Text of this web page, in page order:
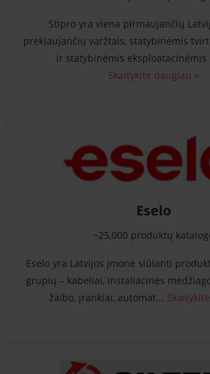
Stipro yra viena pirmaujančių
prekiaujančių varžtais, statybinėmis
ir statybinėmis eksploatacinėmis
Skaitykite daugiau »
Eselo
~25,000 produktų
Eselo yra Latvijos įmonė siūlanti
grupių – kabeliai, instaliacinės
žaibo, įrankiai, automat...